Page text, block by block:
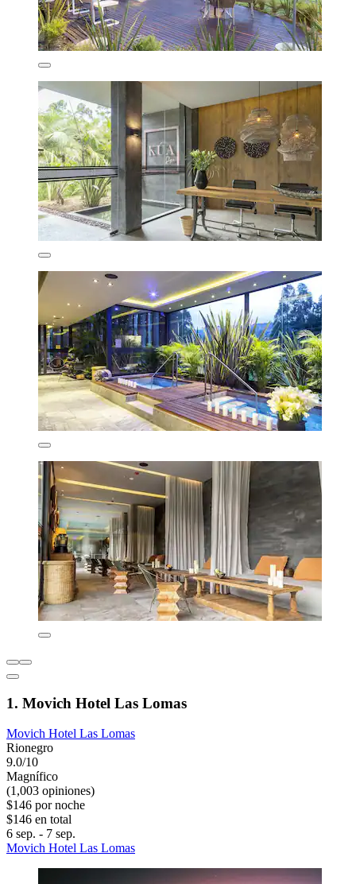
1. Movich Hotel Las Lomas
Movich Hotel Las Lomas
Rionegro
9.0/10
Magnífico
(1,003 opiniones)
$146 por noche
$146 en total
6 sep. - 7 sep.
Movich Hotel Las Lomas